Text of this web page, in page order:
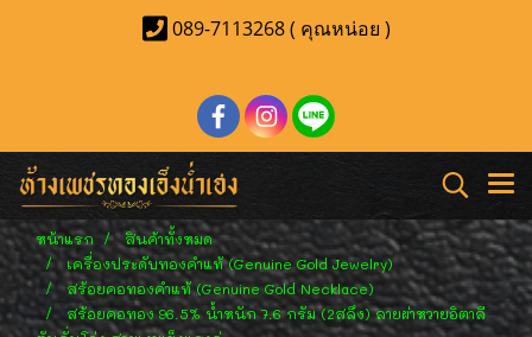
089-7113268 ( คุณหน่อย )
หน้าแรก
สินค้าทั้งหมด
เครื่องประดับทองคำแท้ (Genuine Gold Jewelry)
สร้อยคอทองคำแท้ (Genuine Gold Necklace)
สร้อยคอทอง 96.5% น้ำหนัก 7.6 กรัม (2สลึง) ลายผ่าหวายอิตาลี